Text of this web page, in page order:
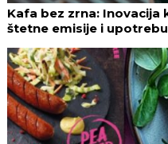
Kafa bez zrna: Inovacija
štetne emisije i